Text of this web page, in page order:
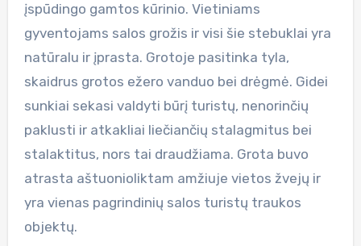
įspūdingo gamtos kūrinio. Vietiniams
gyventojams salos grožis ir visi šie stebuklai yra
natūralu ir įprasta. Grotoje pasitinka tyla,
skaidrus grotos ežero vanduo bei drėgmė. Gidei
sunkiai sekasi valdyti būrį turistų, nenorinčių
paklusti ir atkakliai liečiančių stalagmitus bei
stalaktitus, nors tai draudžiama. Grota buvo
atrasta aštuonioliktam amžiuje vietos žvejų ir
yra vienas pagrindinių salos turistų traukos
objektų.